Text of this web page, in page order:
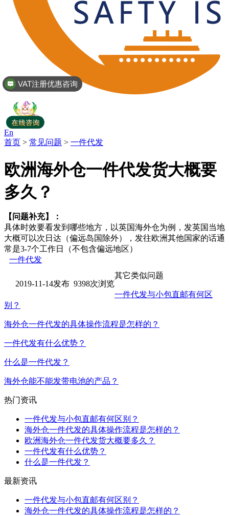
En
首页 > 常见问题 > 一件代发
欧洲海外仓一件代发货大概要
多久？
【问题补充】：
具体时效要看发到哪些地方，以英国海外仓为例，发英国当地
大概可以次日达（偏远岛国除外），发往欧洲其他国家的话通
常是3-7个工作日（不包含偏远地区）
一件代发
2019-11-14发布 9398次浏览
其它类似问题
一件代发与小包直邮有何区
别？
海外仓一件代发的具体操作流程是怎样的？
一件代发有什么优势？
什么是一件代发？
海外仓能不能发带电池的产品？
热门资讯
一件代发与小包直邮有何区别？
海外仓一件代发的具体操作流程是怎样的？
欧洲海外仓一件代发货大概要多久？
一件代发有什么优势？
什么是一件代发？
最新资讯
一件代发与小包直邮有何区别？
海外仓一件代发的具体操作流程是怎样的？
VAT注册优惠咨询